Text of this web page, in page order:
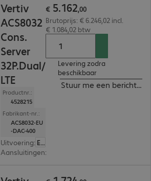
Vertiv
ACS8032
Cons.
Server
32P.Dual/
LTE
Productnr.:
4528215
Fabrikant-nr.:
ACS8032-EU
-DAC-400
Uitvoering: Europa
Aansluitingen:
€ 5.162,00
Brutoprijs: € 6.246,02 incl.
€ 1.084,02 btw
Levering zodra
beschikbaar
Stuur me een bericht